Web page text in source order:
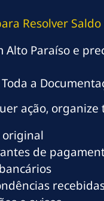
Resolver
Alto Paraíso e
a
ação, organize
de